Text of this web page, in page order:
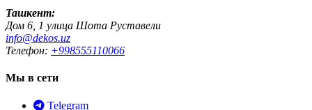
Ташкент:
Дом 6, 1 улица Шота Руставели
info@dekos.uz
Телефон: +998555110066
Мы в сети
Telegram